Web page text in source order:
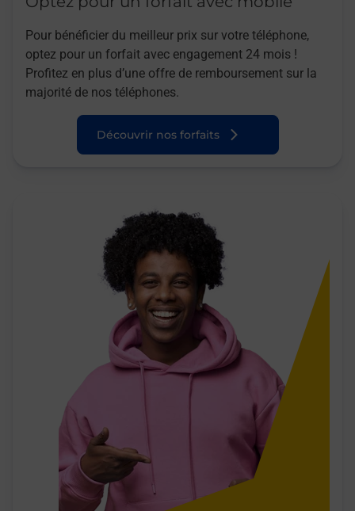
Pour bénéficier du meilleur prix sur votre téléphone,
optez pour un forfait avec engagement 24 mois !
Profitez en plus d’une offre de remboursement sur la
majorité de nos téléphones.
Découvrir nos forfaits